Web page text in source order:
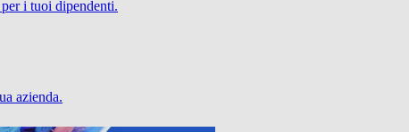
i tuoi dipendenti.
azienda.